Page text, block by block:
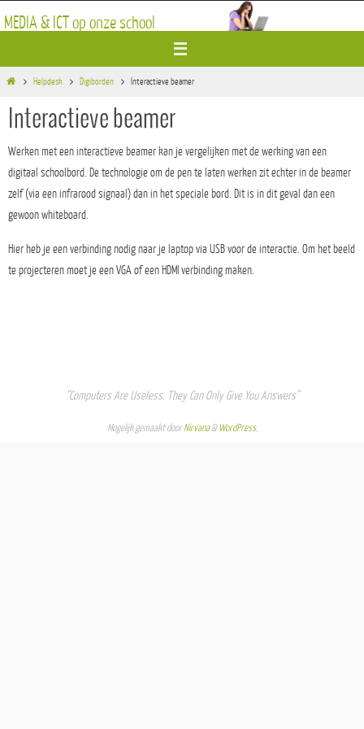
naar
MEDIA & ICT op onze school
HomeHelpdesk Digiborden Interactieve beamer
Interactieve beamer
Werken met een interactieve beamer kan je vergelijken met de werking van een
digitaal schoolbord. De technologie om de pen te laten werken zit echter in de beamer
zelf (via een infrarood signaal) dan in het speciale bord. Dit is in dit geval dan een
gewoon whiteboard.
Hier heb je een verbinding nodig naar je laptop via USB voor de interactie. Om het beeld
te projecteren moet je een VGA of een HDMI verbinding maken.
“Computers Are Useless. They Can Only Give You Answers”
Mogelijk gemaakt doorNirvana& WordPress.